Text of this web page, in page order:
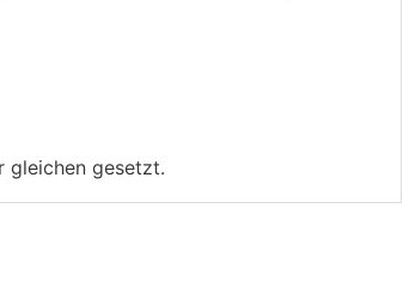
gleichen gesetzt.